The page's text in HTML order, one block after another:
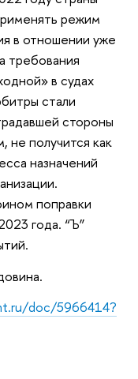
режим
в отношении уже
требования
в судах
стали
стороны
не получится как
назначений
поправки
года. “Ъ”
doc/5966414?